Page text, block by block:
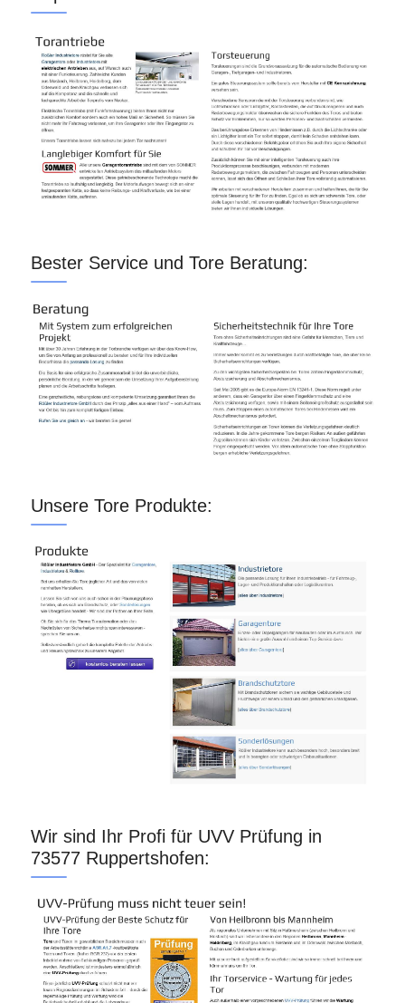
Bester Service und Tore Beratung:
Unsere Tore Produkte:
Wir sind Ihr Profi für UVV Prüfung in
73577 Ruppertshofen: